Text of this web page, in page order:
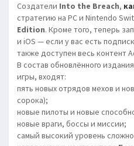
Создатели Into the Breach,
стратегию на PC и Nintendo
Edition. Кроме того, теперь
и iOS — если у вас есть
также доступен весь контент
В состав обновлённого
игры, входят:
пять новых отрядов мехов и
сорока);
новые пилоты и новые
новые враги, боссы и миссии;
самый высокий уровень